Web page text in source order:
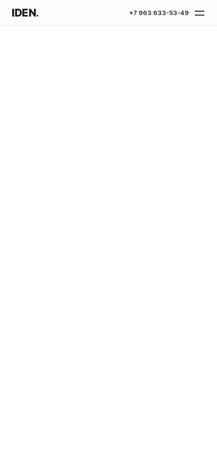
IDEN. +7 963 633-53-49